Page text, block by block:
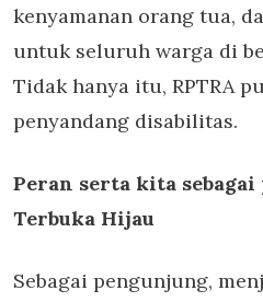
kenyamanan orang tua,
untuk seluruh warga di
Tidak hanya itu, RPTRA
penyandang disabilitas.
Peran serta kita
Terbuka Hijau
Sebagai pengunjung,